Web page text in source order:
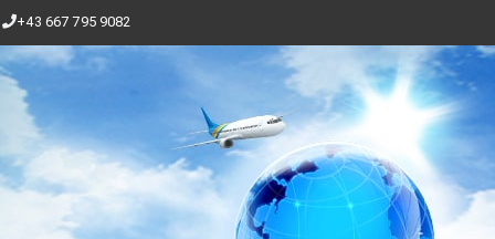
+43 667 795 9082